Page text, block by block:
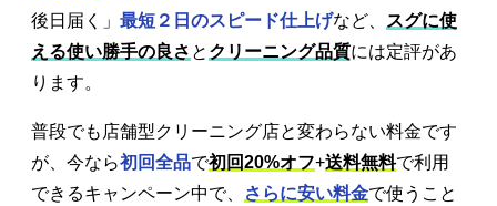
後日届く」 最短２日のスピード仕上げなど、
スグに使
える使い勝手の良さ と クリーニング品質には定評があ
ります。
普段でも店舗型クリーニング店と変わらない料金です
が、今なら初回全品で初回20%オフ+送料無料で利用
できるキャンペーン中で、
さらに安い料金で使うこと